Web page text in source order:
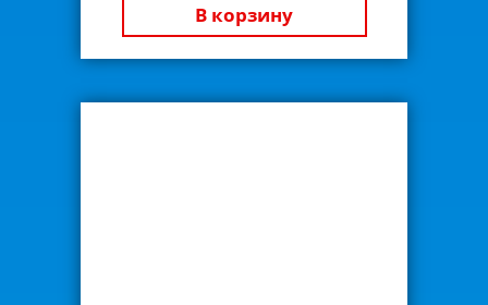
В корзину